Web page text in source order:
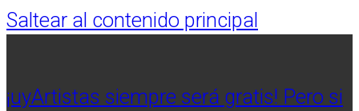
Saltear al contenido principal
¡uyArtistas siempre será gratis! Pero si